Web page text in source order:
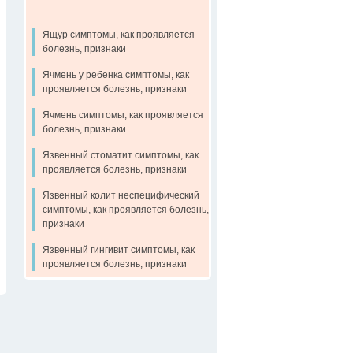
Ящур симптомы, как проявляется
болезнь, признаки
Ячмень у ребенка симптомы, как
проявляется болезнь, признаки
Ячмень симптомы, как проявляется
болезнь, признаки
Язвенный стоматит симптомы, как
проявляется болезнь, признаки
Язвенный колит неспецифический
симптомы, как проявляется болезнь,
признаки
Язвенный гингивит симптомы, как
проявляется болезнь, признаки